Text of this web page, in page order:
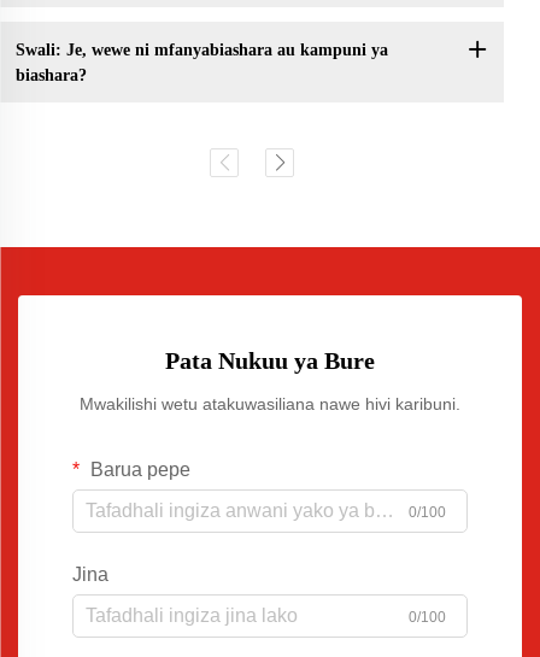
Swali: Je, wewe ni mfanyabiashara au kampuni ya
biashara?
Pata Nukuu ya Bure
Mwakilishi wetu atakuwasiliana nawe hivi karibuni.
Barua pepe
0/100
Jina
0/100